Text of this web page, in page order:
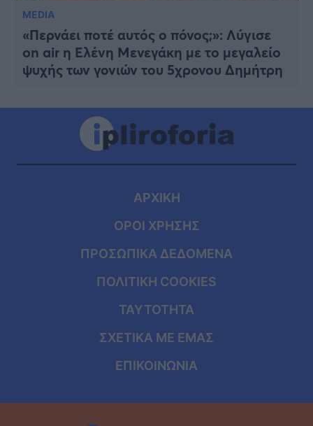
MEDIA
«Περνάει ποτέ αυτός ο πόνος;»: Λύγισε
on air η Ελένη Μενεγάκη με το μεγαλείο
ψυχής των γονιών του 5χρονου Δημήτρη
ΑΡΧΙΚΗ
ΟΡΟΙ ΧΡΗΣΗΣ
ΠΡΟΣΩΠΙΚΑ ΔΕΔΟΜΕΝΑ
ΠΟΛΙΤΙΚΗ COOKIES
ΤΑΥΤΟΤΗΤΑ
ΣΧΕΤΙΚΑ ΜΕ ΕΜΑΣ
ΕΠΙΚΟΙΝΩΝΙΑ